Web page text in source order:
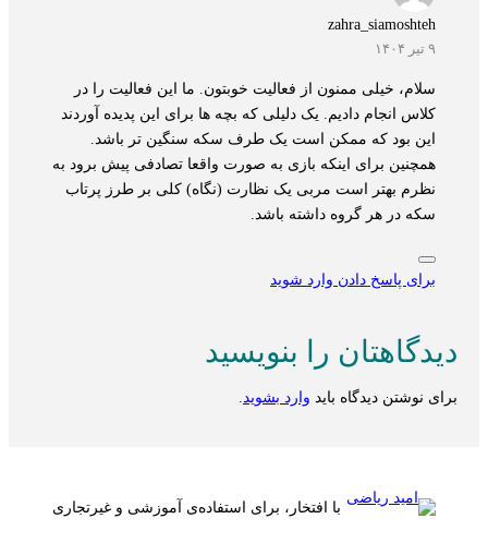
zahra_siamoshteh
۹ تیر ۱۴۰۴
سلام، خیلی ممنون از فعالیت خوبتون. ما این فعالیت را در
کلاس انجام دادیم. یک دلیلی که بچه ها برای این پدیده آوردند
این بود که ممکن است یک طرف سکه سنگین تر باشد.
همچنین برای اینکه بازی به صورت واقعا تصادفی پیش برود به
نظرم بهتر است مربی یک نظارت (نگاه) کلی بر طرز پرتاب
سکه در هر گروه داشته باشد.
برای پاسخ دادن وارد شوید
دیدگاهتان را بنویسید
برای نوشتن دیدگاه باید وارد بشوید
با افتخار، برای استفاده‌ی آموزشی و غیرتجاری